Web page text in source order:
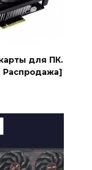
для ПК.
Распродажа]